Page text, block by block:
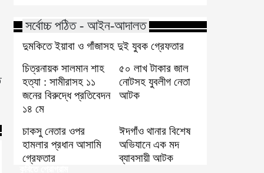
সর্বোচ্চ পঠিত - আইন-আদালত
দুমকিতে ইয়াবা ও গাঁজাসহ দুই যুবক গ্রেফতার
চিত্রনায়ক সালমান শাহ
হত্যা : সামীরাসহ ১১
জনের বিরুদ্ধে প্রতিবেদন
১৪ মে
৫০ লাখ টাকার জাল
নোটসহ যুবলীগ নেতা
আটক
চাকসু নেতার ওপর
হামলার প্রধান আসামি
গ্রেফতার
ঈদগাঁও থানার বিশেষ
অভিযানে এক মদ
ব্যাবসায়ী আটক